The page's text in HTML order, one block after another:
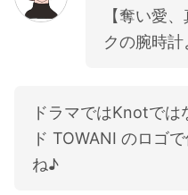
【奪い愛
クの腕時計
ドラマではKnotでは
ド TOWANI のロゴ
ね♪